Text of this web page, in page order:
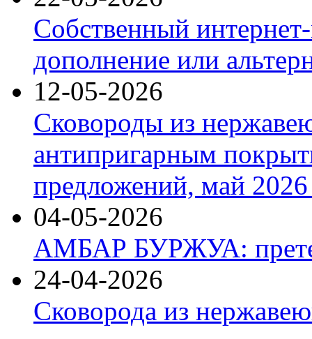
Собственный
дополнение или
12-05-2026
Сковороды из
антипригарным
предложений, май 2026
04-05-2026
АМБАР БУРЖУА:
24-04-2026
Сковорода из